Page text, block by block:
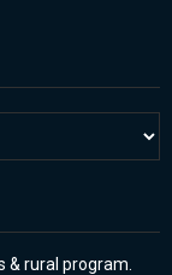
& rural program.